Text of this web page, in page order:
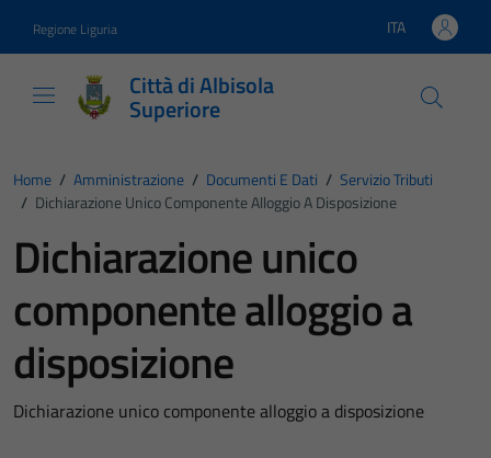
Regione Liguria Lingua attiva:
ITA
Città di Albisola
Superiore
Home / Amministrazione / Documenti E Dati / Servizio Tributi
/ Dichiarazione Unico Componente Alloggio A Disposizione
Dichiarazione unico
componente alloggio a
disposizione
Dichiarazione unico componente alloggio a disposizione